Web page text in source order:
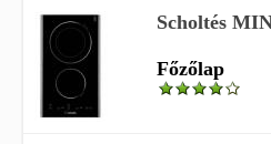
Scholtés
Főzőlap